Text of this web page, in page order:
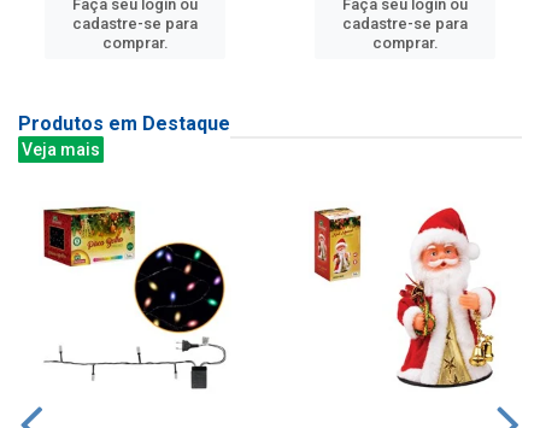
Faça seu login ou
cadastre-se para
comprar.
Faça seu login ou
cadastre-se para
comprar.
Produtos em Destaque
Veja mais